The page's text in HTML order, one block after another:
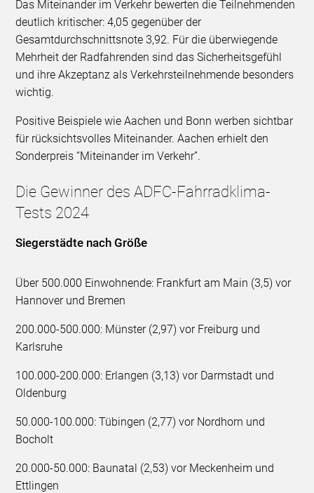
Das Miteinander im Verkehr bewerten die Teilnehmenden
deutlich kritischer: 4,05 gegenüber der
Gesamtdurchschnittsnote 3,92. Für die überwiegende
Mehrheit der Radfahrenden sind das Sicherheitsgefühl
und ihre Akzeptanz als Verkehrsteilnehmende besonders
wichtig.
Positive Beispiele wie Aachen und Bonn werben sichtbar
für rücksichtsvolles Miteinander. Aachen erhielt den
Sonderpreis “Miteinander im Verkehr”.
Die Gewinner des ADFC-Fahrradklima-
Tests 2024
Siegerstädte nach Größe
Über 500.000 Einwohnende: Frankfurt am Main (3,5) vor
Hannover und Bremen
200.000-500.000: Münster (2,97) vor Freiburg und
Karlsruhe
100.000-200.000: Erlangen (3,13) vor Darmstadt und
Oldenburg
50.000-100.000: Tübingen (2,77) vor Nordhorn und
Bocholt
20.000-50.000: Baunatal (2,53) vor Meckenheim und
Ettlingen